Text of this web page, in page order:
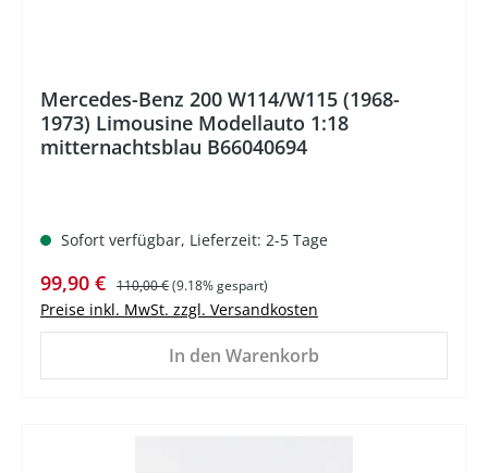
Mercedes-Benz 200 W114/W115 (1968-
1973) Limousine Modellauto 1:18
mitternachtsblau B66040694
Sofort verfügbar, Lieferzeit: 2-5 Tage
Verkaufspreis:
99,90 € Regulärer Preis:
110,00 €(9.18% gespart)
Preise inkl. MwSt. zzgl. Versandkosten
In den Warenkorb